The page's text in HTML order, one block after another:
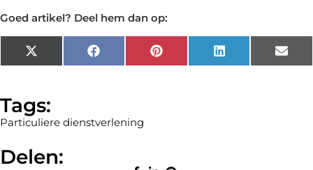
Goed artikel? Deel hem dan op:
X
(Twitter)
Facebook Pinterest LinkedIn
Tags:
Particuliere dienstverlening
Delen: